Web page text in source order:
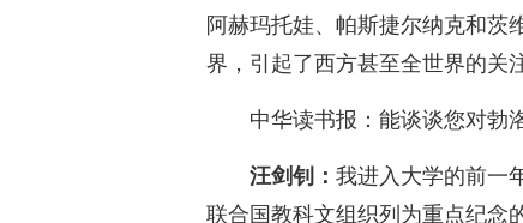
阿赫玛托娃、帕斯捷尔纳克和茨
界，引起了西方甚至全世界的关
中华读书报：能谈谈您对勃
汪剑钊： 我进入大学的前一
联合国教科文组织列为重点纪念